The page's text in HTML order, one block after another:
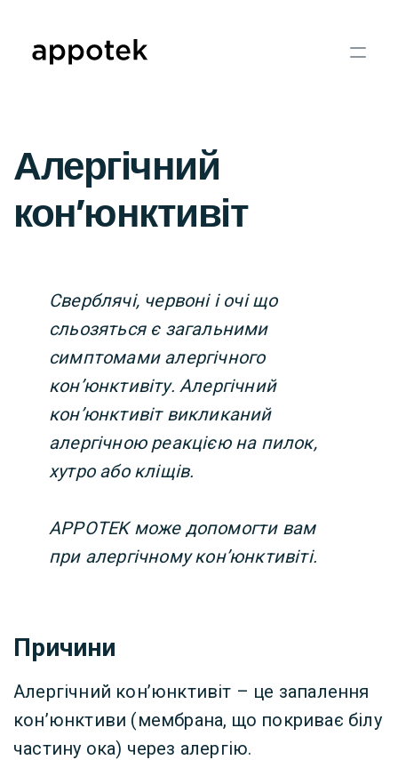
Алергічний
кон’юнктивіт
Сверблячі, червоні і очі що
сльозяться є загальними
симптомами алергічного
кон’юнктивіту. Алергічний
кон’юнктивіт викликаний
алергічною реакцією на пилок,
хутро або кліщів.
APPOTEK може допомогти вам
при алергічному кон’юнктивіті.
Причини
Алергічний кон’юнктивіт – це запалення
кон’юнктиви (мембрана, що покриває білу
частину ока) через алергію.